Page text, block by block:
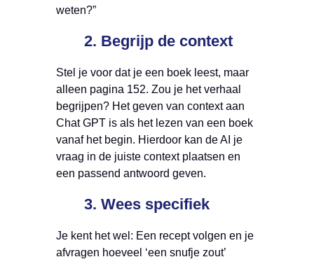
weten?”
2. Begrijp de context
Stel je voor dat je een boek leest, maar
alleen pagina 152. Zou je het verhaal
begrijpen? Het geven van context aan
Chat GPT is als het lezen van een boek
vanaf het begin. Hierdoor kan de AI je
vraag in de juiste context plaatsen en
een passend antwoord geven.
3. Wees specifiek
Je kent het wel: Een recept volgen en je
afvragen hoeveel ‘een snufje zout’